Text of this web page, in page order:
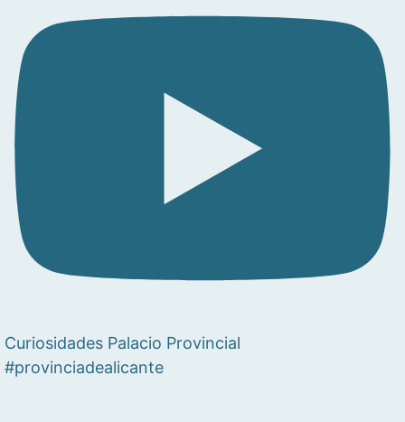
Curiosidades Palacio Provincial
#provinciadealicante